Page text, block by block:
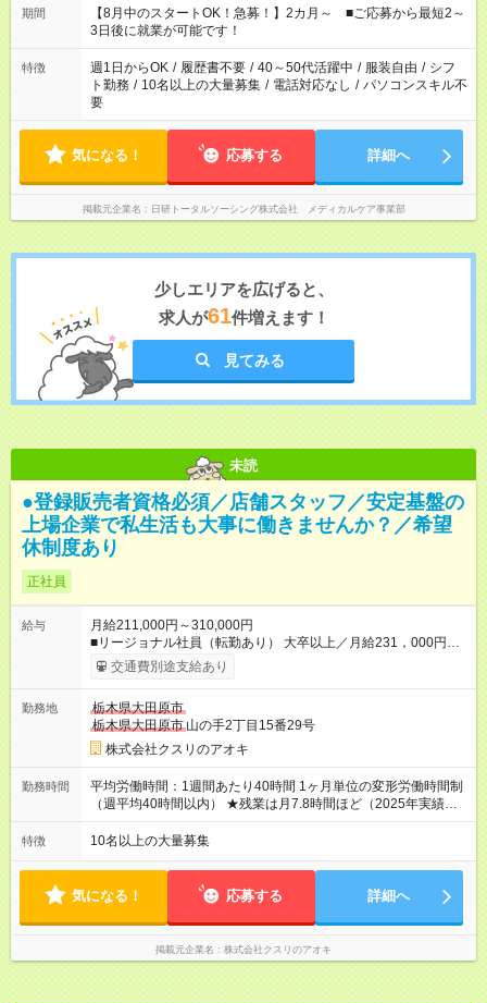
時間。 合計で週40時間を超える場合は応募できません。
期間
【8月中のスタートOK！急募！】2カ月～ ■ご応募から最短2～
3日後に就業が可能です！
特徴 週1日からOK / 履歴書不要 / 40～50代活躍中 / 服装自由 / シフ
ト勤務 / 10名以上の大量募集 / 電話対応なし / パソコンスキル不
要
気になる！ 応募する 詳細へ
掲載元企業名 日研トータルソーシング株式会社 メディカルケア事業部
少しエリアを広げると、
求人が61件増えます！
見てみる
未読
●登録販売者資格必須／店舗スタッフ／安定基盤の
上場企業で私生活も大事に働きませんか？／希望
休制度あり
正社員
給与
月給211,000円～310,000円
■リージョナル社員（転勤あり） 大卒以上／月給231，000円～
310，000円 高卒以上／月給211，000円～310，000円 ★エリア
手当（石川県、富山県、福井県、岐阜県、群馬県、茨城県 月1
種手当あり ★登録販売者資格保持者への月1万円支給を含む（実
務経験がない方にも同額を支給） ※ただし、短時間勤務・早番
固定社員は当社規定に従い額が変動 ＝＝＝＝＝＝＝＝＝＝＝＝
＝＝ ★職務給制度で実力次第で収入アップ！ 職務内容に応じて
給与が支払われ、昇格試験なく役職に就いた時点で年収がUPす
る制度です。 約4割の社員が入社3年目で店長に就いています。
交通費別途支給あり
勤務地
栃木県大田原市
栃木県大田原市 山の手2丁目15番29号
株式会社クスリのアオキ
勤務時間
平均労働時間：1週間あたり40時間 1ヶ月単位の変形労働時間制
（週平均40時間以内） ★残業は月7.8時間ほど（2025年実績）
＜店舗の基本営業時間＞ 9時～22時 ※勤務時間は店舗により異
なります。 ＜シフト例＞ 早番：8時00分～17時00分 中番：11
1ヶ月単位の変形労働時間制（週平均40時間以内） ★残業は月
7.8時間ほど（2025年実績） ＜店舗の基本営業時間＞ 9時～22
時 ※勤務時間は店舗により異なります。 ＜シフト例＞ 早番：8
時00分～17時00分 中番：11時～20時 遅番：13時～22時
特徴 10名以上の大量募集
気になる！ 応募する 詳細へ
掲載元企業名 株式会社クスリのアオキ